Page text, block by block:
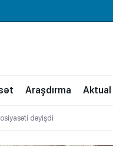
Araşdırma Aktual
dəyişdi